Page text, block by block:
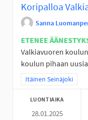
Koripalloa
Sanna
ETENEE
Valkiavuoren
koulun pihaan
Rajaa tulokset
Itäinen Seinäjoki
LUONTIAIKA
28.01.2025